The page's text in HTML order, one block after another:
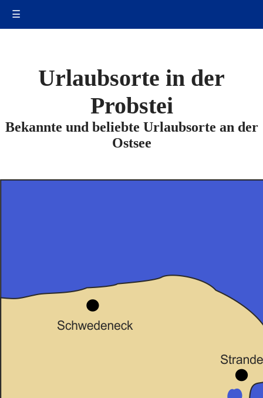
☰
Urlaubsorte in der
Probstei
Bekannte und beliebte Urlaubsorte an der
Ostsee